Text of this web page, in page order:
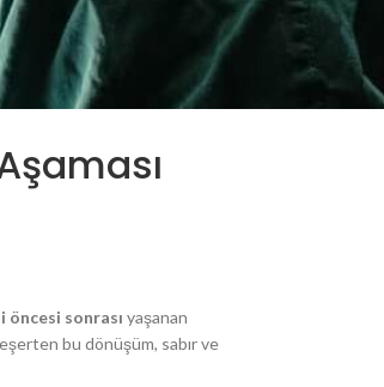
sonrası yaşanan
bu dönüşüm, sabır ve